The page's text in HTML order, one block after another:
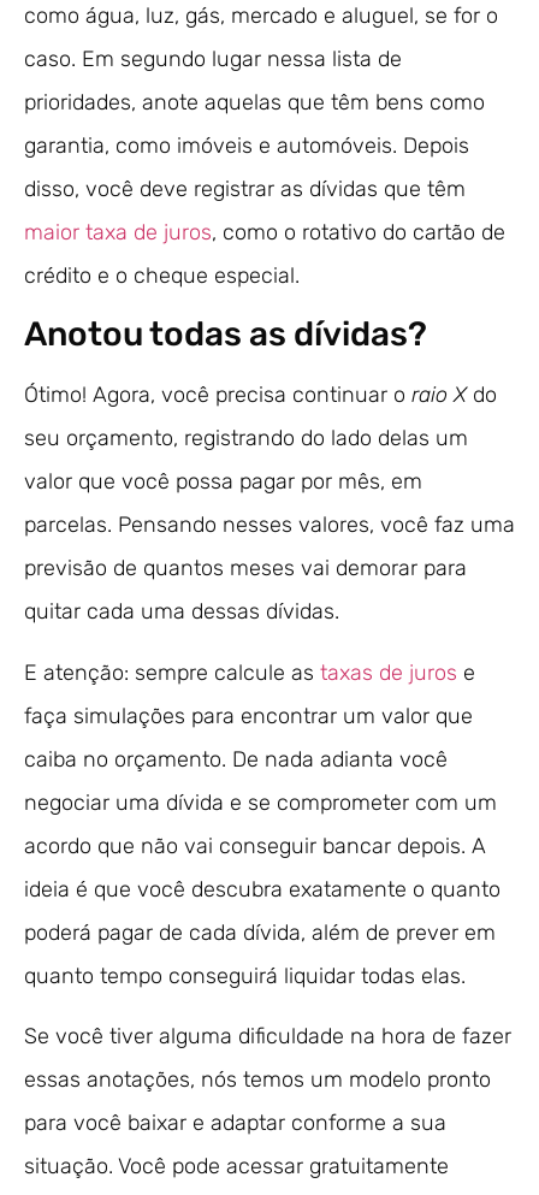
como água, luz, gás, mercado e aluguel, se for o
caso. Em segundo lugar nessa lista de
prioridades, anote aquelas que têm bens como
garantia, como imóveis e automóveis. Depois
disso, você deve registrar as dívidas que têm
maior taxa de juros, como o rotativo do cartão de
crédito e o cheque especial.
Anotou todas as dívidas?
Ótimo! Agora, você precisa continuar o raio Xdo
seu orçamento, registrando do lado delas um
valor que você possa pagar por mês, em
parcelas. Pensando nesses valores, você faz uma
previsão de quantos meses vai demorar para
quitar cada uma dessas dívidas.
E atenção: sempre calcule as taxas de juros e
faça simulações para encontrar um valor que
caiba no orçamento. De nada adianta você
negociar uma dívida e se comprometer com um
acordo que não vai conseguir bancar depois. A
ideia é que você descubra exatamente o quanto
poderá pagar de cada dívida, além de prever em
quanto tempo conseguirá liquidar todas elas.
Se você tiver alguma dificuldade na hora de fazer
essas anotações, nós temos um modelo pronto
para você baixar e adaptar conforme a sua
situação. Você pode acessar gratuitamente